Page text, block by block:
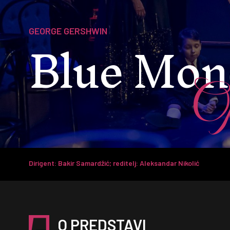
GEORGE GERSHWIN
Blue
Dirigent: Bakir Samardžić; reditelj: Aleksandar Nikolić
O PREDSTAVI